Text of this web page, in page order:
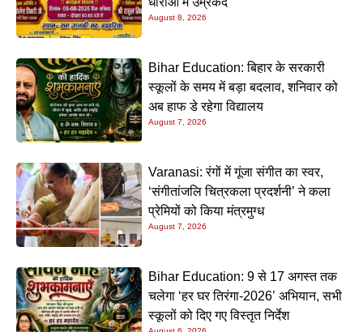
August 8, 2026
Bihar Education: बिहार के सरकारी
स्कूलों के समय में बड़ा बदलाव, शनिवार को
अब हाफ डे रहेगा विद्यालय
August 7, 2026
Varanasi: रंगों में गूंजा संगीत का स्वर,
‘संगीतांजलि चित्रकला प्रदर्शनी’ ने कला
प्रेमियों को किया मंत्रमुग्ध
August 7, 2026
Bihar Education: 9 से 17 अगस्त तक
चलेगा ‘हर घर तिरंगा-2026’ अभियान, सभी
स्कूलों को दिए गए विस्तृत निर्देश